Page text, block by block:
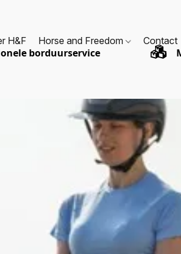
H&F Horse and Freedom Contact
borduurservice